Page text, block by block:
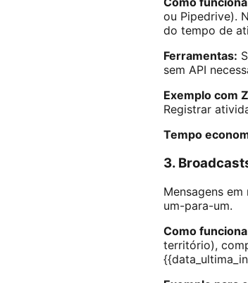
ou Pipedrive).
do tempo de
Ferramentas:
sem API
Exemplo com
Registrar
Tempo
3.
Mensagens
um-para-um.
Como
território),